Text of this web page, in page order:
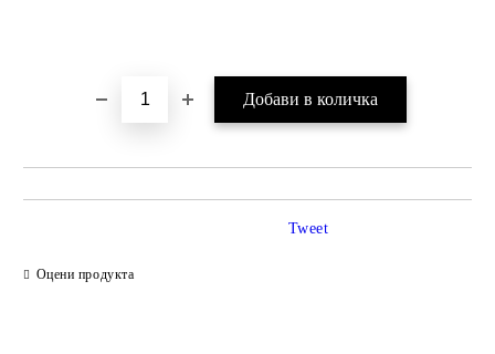
Оцени продукта
Tweet